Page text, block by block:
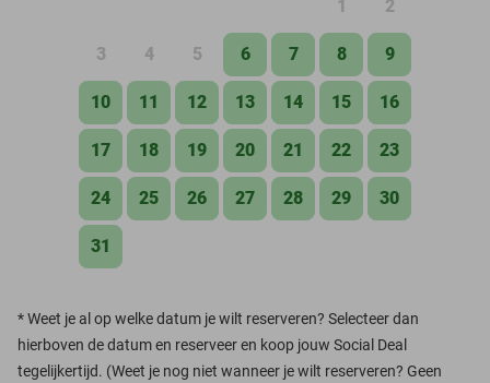
1 2
3 4 5 6 7 8 9
10 11 12 13 14 15 16
17 18 19 20 21 22 23
24 25 26 27 28 29 30
31
*Weet je al op welke datum je wilt reserveren? Selecteer dan
hierboven de datum en reserveer en koop jouw Social Deal
tegelijkertijd. (Weet je nog niet wanneer je wilt reserveren? Geen